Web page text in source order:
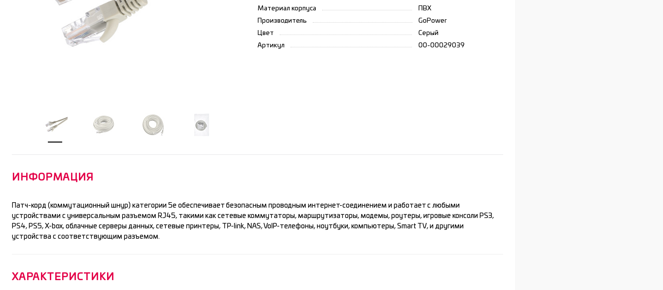
Материал корпуса
ПВХ
Производитель
GoPower
Цвет
Серый
Артикул
00-00029039
ИНФОРМАЦИЯ
Патч-корд (коммутационный шнур) категории 5е обеспечивает безопасным проводным интернет-соединением и работает с любыми
устройствами с универсальным разъемом RJ45, такими как сетевые коммутаторы, маршрутизаторы, модемы, роутеры, игровые консоли PS3,
PS4, PS5, X-box, облачные серверы данных, сетевые принтеры, TP-link, NAS, VoIP-телефоны, ноутбуки, компьютеры, Smart TV, и другими
устройства с соответствующим разъемом.
ХАРАКТЕРИСТИКИ